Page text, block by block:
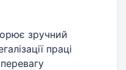
зручний
праці